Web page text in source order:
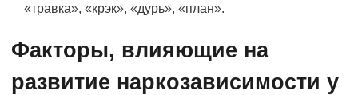
«травка», «крэк», «дурь», «план».
Факторы, влияющие на
развитие наркозависимости у